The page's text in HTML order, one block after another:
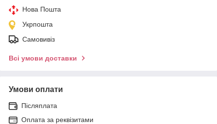
Нова Пошта
Укрпошта
Самовивіз
Всі умови доставки
Умови оплати
Післяплата
Оплата за реквізитами